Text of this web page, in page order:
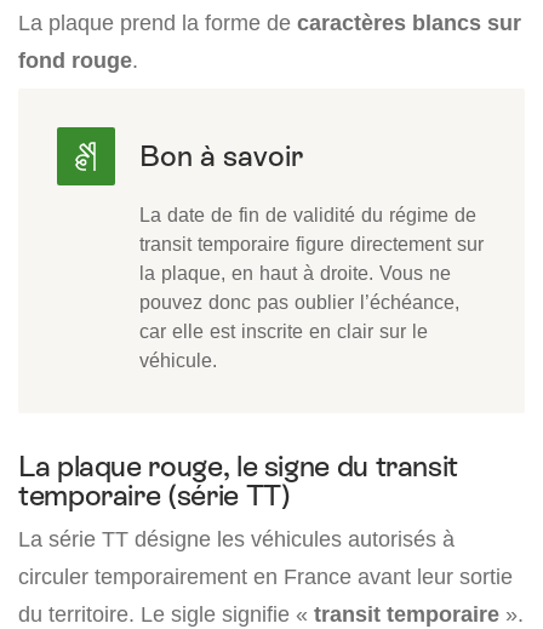
La plaque prend la forme de caractères blancs sur
fond rouge.
La date de fin de validité du régime de
transit temporaire figure directement sur
la plaque, en haut à droite. Vous ne
pouvez donc pas oublier l’échéance,
car elle est inscrite en clair sur le
véhicule.
La plaque rouge, le signe du transit
temporaire (série TT)
La série TT désigne les véhicules autorisés à
circuler temporairement en France avant leur sortie
du territoire. Le sigle signifie « transit temporaire ».